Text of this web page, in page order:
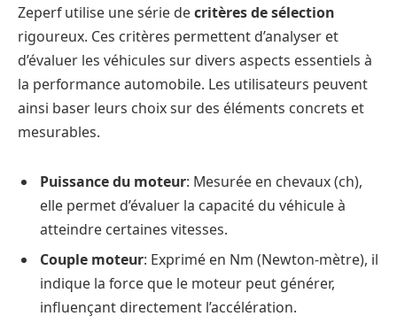
Zeperf utilise une série decritères de sélection
rigoureux. Ces critères permettent d’analyser et
d’évaluer les véhicules sur divers aspects essentiels à
la performance automobile. Les utilisateurs peuvent
ainsi baser leurs choix sur des éléments concrets et
mesurables.
Puissance du moteur: Mesurée en chevaux (ch),
elle permet d’évaluer la capacité du véhicule à
atteindre certaines vitesses.
Couple moteur: Exprimé en Nm (Newton-mètre), il
indique la force que le moteur peut générer,
influençant directement l’accélération.